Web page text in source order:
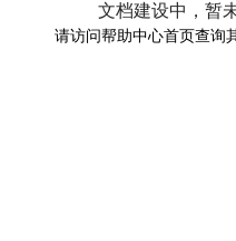
文档建设中，暂
请访问帮助中心首页查询